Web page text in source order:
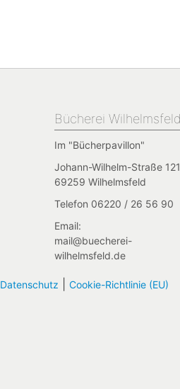
Bücherei
Im "Bücherpavillon"
Johann-Wilhelm-Straße
69259 Wilhelmsfeld
Telefon 06220 / 26 56 90
Email:
mail@buecherei-
wilhelmsfeld.de
Datenschutz Cookie-Richtlinie (EU)